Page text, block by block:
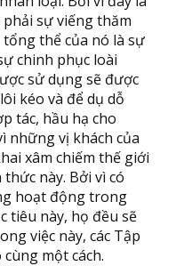
sự viếng thăm
tổng thể của nó là sự
chinh phục loài
sử dụng sẽ được
kéo và để dụ dỗ
tác, hầu hạ cho
những vị khách của
xâm chiếm thế giới
này. Bởi vì có
hoạt động trong
tiêu này, họ đều sẽ
việc này, các Tập
một cách.